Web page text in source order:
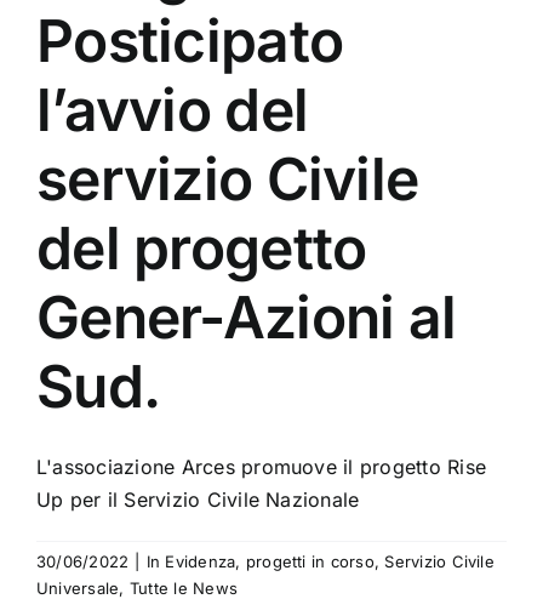
Posticipato
l’avvio del
servizio Civile
del progetto
Gener-Azioni al
Sud.
L'associazione Arces promuove il progetto Rise
Up per il Servizio Civile Nazionale
30/06/2022 In Evidenza, progetti in corso,Servizio Civile
Universale, Tutte le News